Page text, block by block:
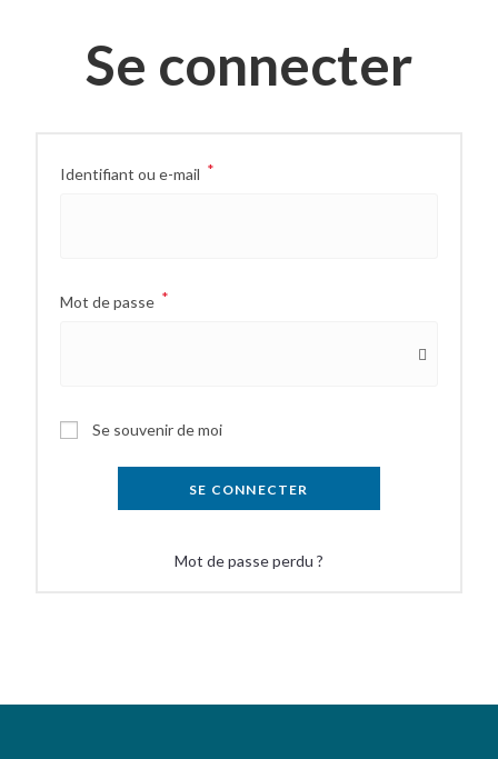
Se connecter
Identifiant ou e-mail *
Mot de passe *
Se souvenir de moi
SE CONNECTER
Mot de passe perdu ?